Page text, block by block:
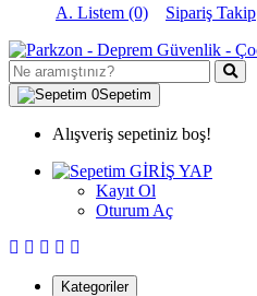
A. Listem (0)
Sipariş Takip
0Sepetim
Alışveriş sepetiniz boş!
GİRİŞ YAP
Kayıt Ol
Oturum Aç
Kategoriler